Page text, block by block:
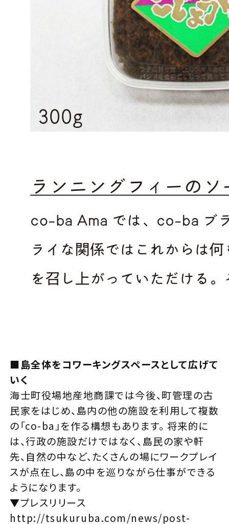
■島全体をコワーキングスペースとして広げて
いく
海士町役場地産地商課では今後、町管理の古
民家をはじめ、島内の他の施設を利用して複数
の「co-ba」を作る構想もあります。 将来的に
は、行政の施設だけではなく、島民の家や軒
先、自然の中など、たくさんの場にワークプレイ
スが点在し、島の中を巡りながら仕事ができる
ようになります。
▼プレスリリース
http://tsukuruba.com/news/post-